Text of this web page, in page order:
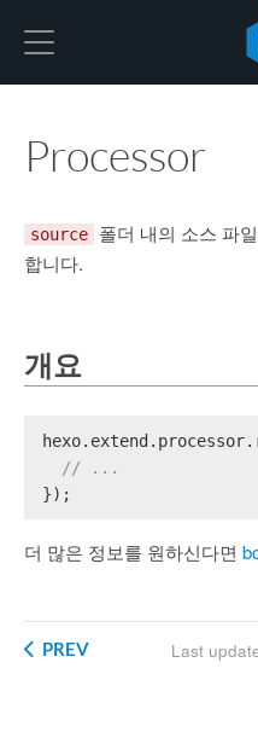
Processor
source
폴더 내의 소스 파
합니다.
개요
hexo. extend . processor.
// ...
});
더 많은 정보를 원하신다면
Last
PREV